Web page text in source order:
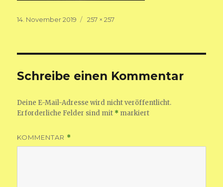
Veröffentlicht
14. November 2019
Volle
257 × 257
Schreibe einen Kommentar
Deine E-Mail-Adresse wird nicht veröffentlicht.
Erforderliche Felder sind mit * markiert
KOMMENTAR *